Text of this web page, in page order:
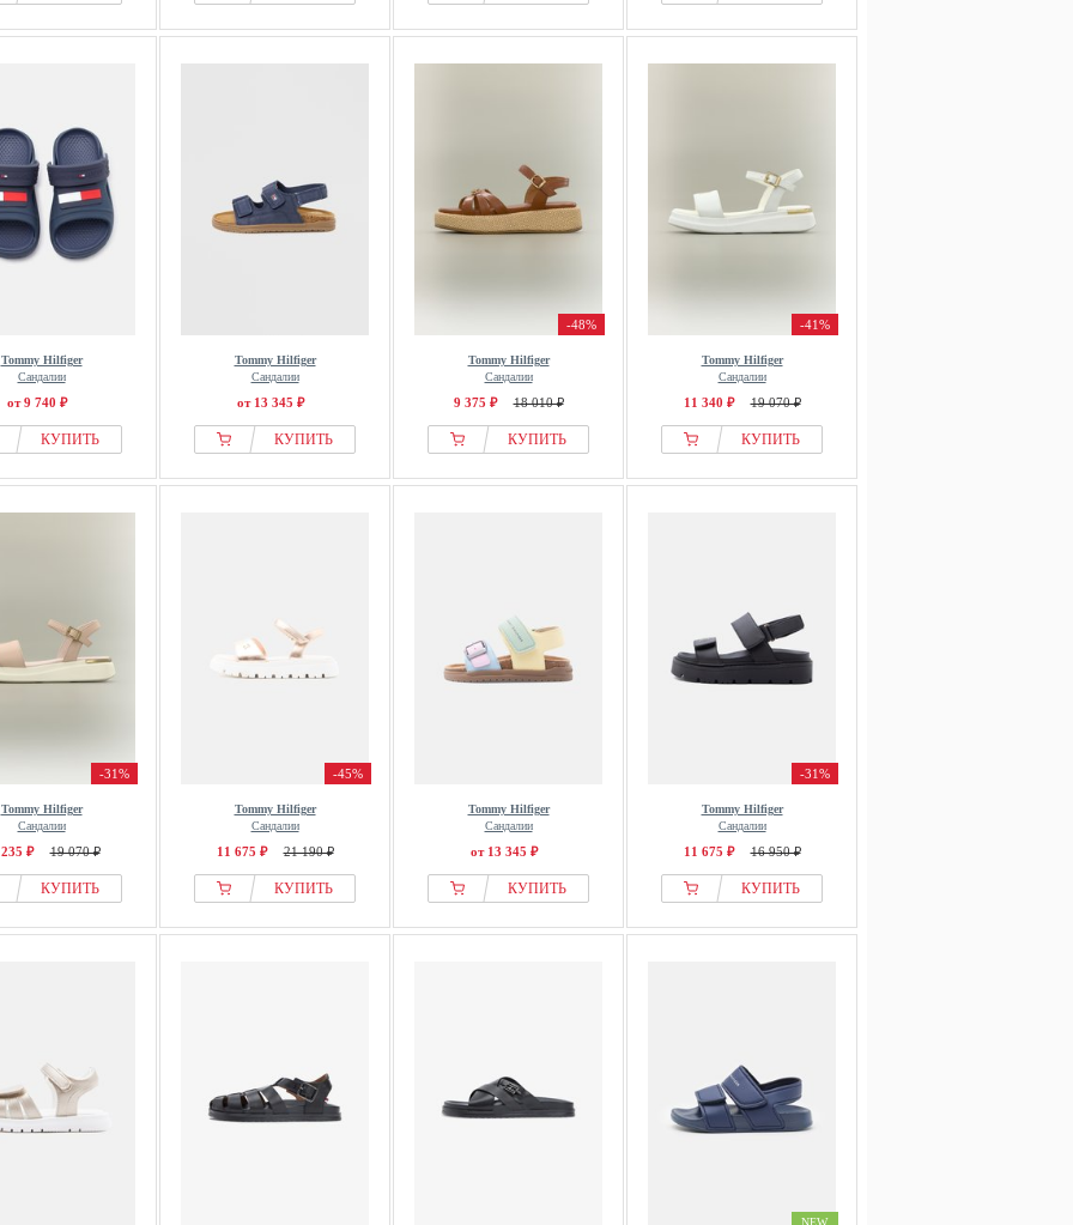
Tommy Hilfiger
Сандалии
от 9 740 ₽
КУПИТЬ
Tommy Hilfiger
Сандалии
от 13 345 ₽
КУПИТЬ
-48%
Tommy Hilfiger
Сандалии
9 375 ₽ 18 010 ₽
КУПИТЬ
-41%
Tommy Hilfiger
Сандалии
11 340 ₽ 19 070 ₽
КУПИТЬ
-31%
Tommy Hilfiger
Сандалии
₽ 19 070 ₽
КУПИТЬ
-45%
Tommy Hilfiger
Сандалии
11 675 ₽ 21 190 ₽
КУПИТЬ
Tommy Hilfiger
Сандалии
от 13 345 ₽
КУПИТЬ
-31%
Tommy Hilfiger
Сандалии
11 675 ₽ 16 950 ₽
КУПИТЬ
NEW